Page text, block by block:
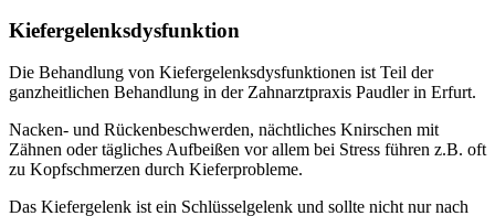
Kiefergelenksdysfunktion
Die Behandlung von Kiefergelenksdysfunktionen ist Teil der
ganzheitlichen Behandlung in der Zahnarztpraxis Paudler in Erfurt.
Nacken- und Rückenbeschwerden, nächtliches Knirschen mit
Zähnen oder tägliches Aufbeißen vor allem bei Stress führen z.B. oft
zu Kopfschmerzen durch Kieferprobleme.
Das Kiefergelenk ist ein Schlüsselgelenk und sollte nicht nur nach